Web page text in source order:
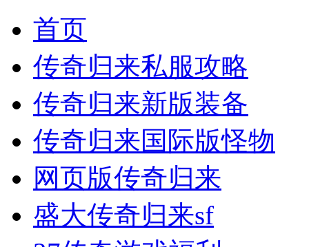
首页
传奇归来私服攻略
传奇归来新版装备
传奇归来国际版怪物
网页版传奇归来
盛大传奇归来sf